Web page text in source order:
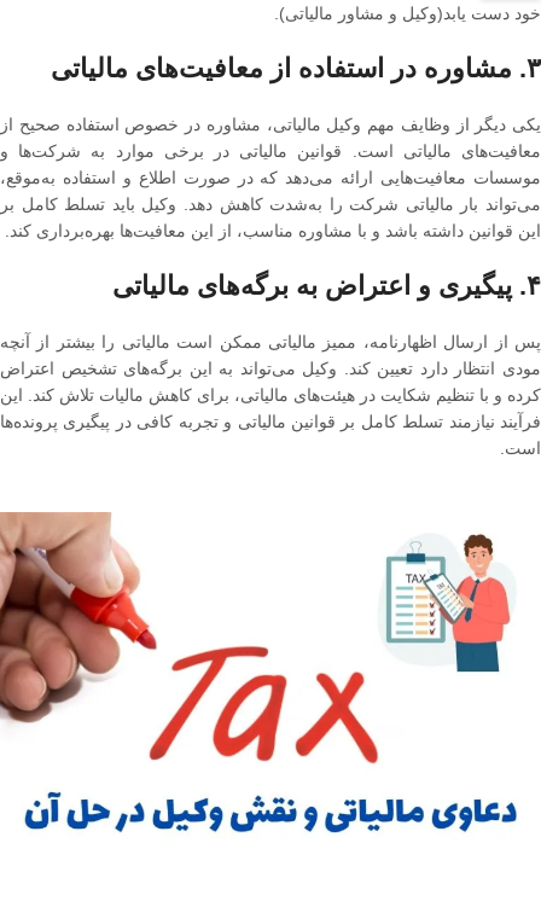
خود دست یابد(وکیل و مشاور مالیاتی).
۳. مشاوره در استفاده از معافیت‌های مالیاتی
یکی دیگر از وظایف مهم وکیل مالیاتی، مشاوره در خصوص استفاده صحیح از
معافیت‌های مالیاتی است. قوانین مالیاتی در برخی موارد به شرکت‌ها و
موسسات معافیت‌هایی ارائه می‌دهد که در صورت اطلاع و استفاده به‌موقع،
می‌تواند بار مالیاتی شرکت را به‌شدت کاهش دهد. وکیل باید تسلط کامل بر
این قوانین داشته باشد و با مشاوره مناسب، از این معافیت‌ها بهره‌برداری کند.
۴. پیگیری و اعتراض به برگه‌های مالیاتی
پس از ارسال اظهارنامه، ممیز مالیاتی ممکن است مالیاتی را بیشتر از آنچه
مودی انتظار دارد تعیین کند. وکیل می‌تواند به این برگه‌های تشخیص اعتراض
کرده و با تنظیم شکایت در هیئت‌های مالیاتی، برای کاهش مالیات تلاش کند. این
فرآیند نیازمند تسلط کامل بر قوانین مالیاتی و تجربه کافی در پیگیری پرونده‌ها
است.